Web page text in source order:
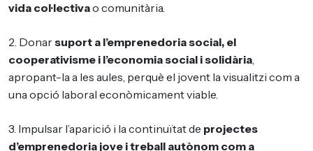
vida col·lectivao comunitària.
2. Donarsuport a l’emprenedoria social, el
cooperativisme i l’economia social i solidària,
apropant-la a les aules, perquè el jovent la visualitzi com a
una opció laboral econòmicament viable.
3. Impulsar l’aparició i la continuïtat de projectes
d’emprenedoria jove i treball autònom com a